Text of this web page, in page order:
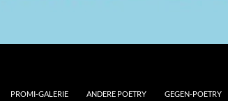
PROMI-GALERIE ANDERE POETRY GEGEN-POETRY